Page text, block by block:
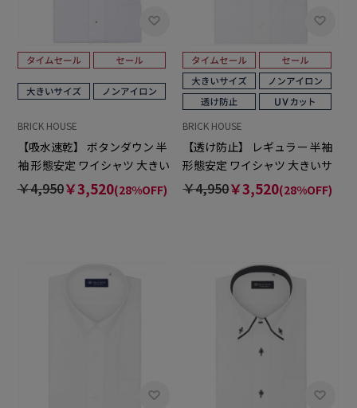
BRICK HOUSE
【吸水速乾】 ボタンダウン 半
袖 形態安定 ワイシャツ 大きい
サイズ
￥4,950￥3,520(28%OFF)
BRICK HOUSE
【透け防止】 レギュラー 半袖
形態安定 ワイシャツ 大きいサ
イズ
￥4,950￥3,520(28%OFF)